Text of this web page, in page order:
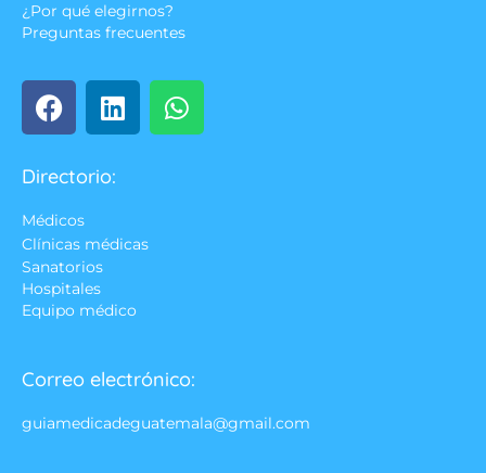
¿Por qué elegirnos?
Preguntas frecuentes
Directorio:
Médicos
Clínicas médicas
Sanatorios
Hospitales
Equipo médico
Correo electrónico:
guiamedicadeguatemala@gmail.com